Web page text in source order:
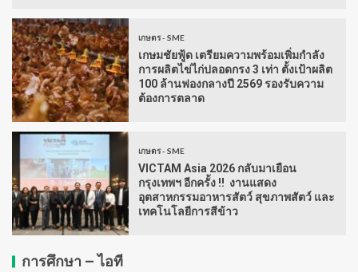
เกษตร - SME
เกษมชัยฟู้ด เตรียมความพร้อมเพิ่มกำลัง
การผลิตไข่ไก่ปลอดกรง 3 เท่า ตั้งเป้าผลิต
100 ล้านฟองกลางปี 2569 รองรับความ
ต้องการตลาด
เกษตร - SME
VICTAM Asia 2026 กลับมาเยือน
กรุงเทพฯ อีกครั้ง !! งานแสดง
อุตสาหกรรมอาหารสัตว์ สุขภาพสัตว์ และ
เทคโนโลยีการสีข้าว
การศึกษา – ไอที